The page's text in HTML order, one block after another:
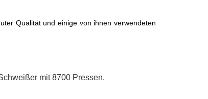
Qualität und einige von ihnen verwendeten
mit 8700 Pressen.